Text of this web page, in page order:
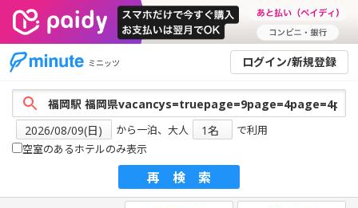
ミニッツ ログイン/新規登録
から一泊、大人
で利用
空室のあるホテルのみ表示
再検索